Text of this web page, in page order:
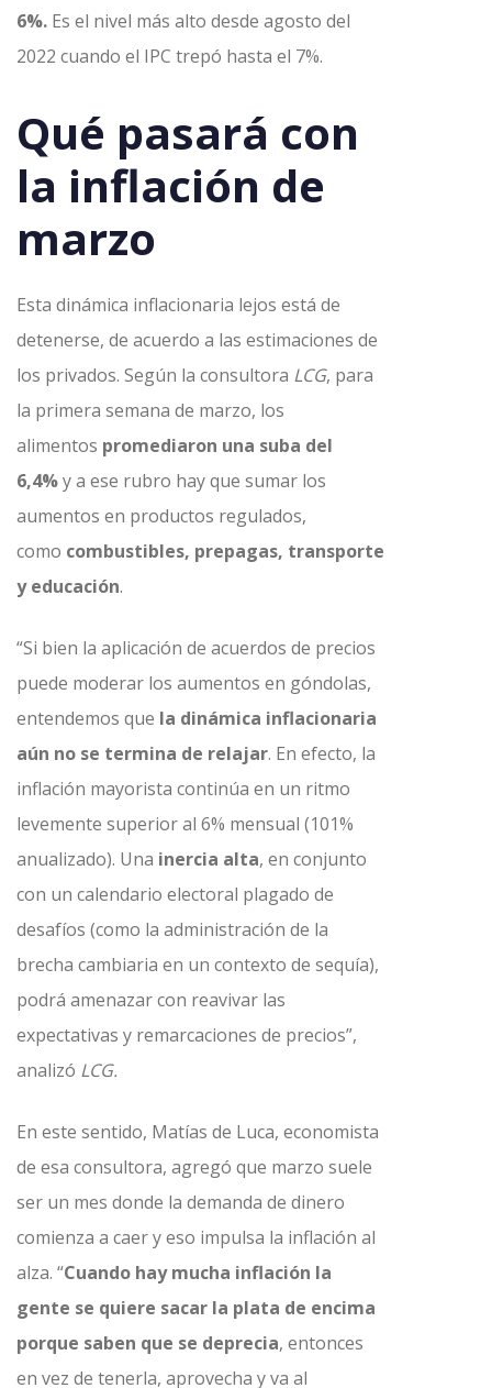
6%. Es el nivel más alto desde agosto del
2022 cuando el IPC trepó hasta el 7%.
Qué pasará con
la inflación de
marzo
Esta dinámica inflacionaria lejos está de
detenerse, de acuerdo a las estimaciones de
los privados. Según la consultora LCG, para
la primera semana de marzo, los
alimentos promediaron una suba del
6,4%y a ese rubro hay que sumar los
aumentos en productos regulados,
como combustibles, prepagas, transporte
y educación.
“Si bien la aplicación de acuerdos de precios
puede moderar los aumentos en góndolas,
entendemos que la dinámica inflacionaria
aún no se termina de relajar. En efecto, la
inflación mayorista continúa en un ritmo
levemente superior al 6% mensual (101%
anualizado). Una inercia alta, en conjunto
con un calendario electoral plagado de
desafíos (como la administración de la
brecha cambiaria en un contexto de sequía),
podrá amenazar con reavivar las
expectativas y remarcaciones de precios”,
analizó LCG.
En este sentido, Matías de Luca, economista
de esa consultora, agregó que marzo suele
ser un mes donde la demanda de dinero
comienza a caer y eso impulsa la inflación al
alza. “Cuando hay mucha inflación la
gente se quiere sacar la plata de encima
porque saben que se deprecia, entonces
en vez de tenerla, aprovecha y va al